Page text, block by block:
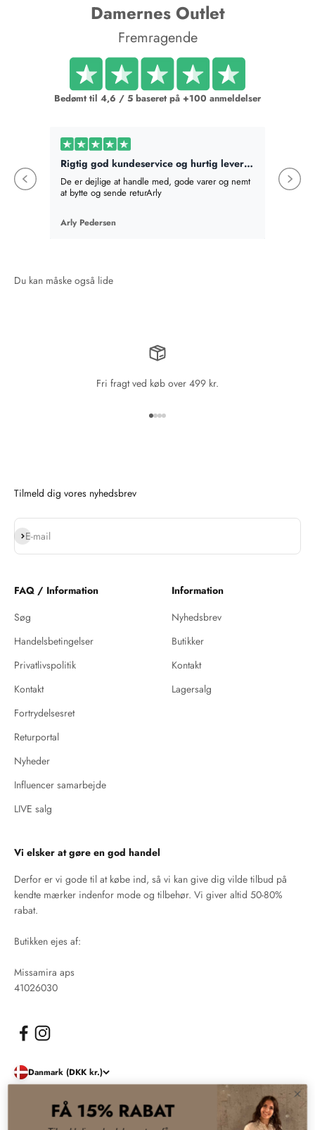
Damernes Outlet
Fremragende
Bedømt til 4,6 / 5 baseret på +100 anmeldelser
Rigtig god kundeservice og hurtig levering
De er dejlige at handle med, gode varer og nemt
at bytte og sende returArly
Arly Pedersen
det
Fri fragt ved køb over 499 kr.
Tilmeld dig vores nyhedsbrev
E-mail
Abonnér
FAQ / Information
Søg
Handelsbetingelser
Privatlivspolitik
Kontakt
Fortrydelsesret
Returportal
Nyheder
Influencer samarbejde
LIVE salg
Information
Nyhedsbrev
Butikker
Kontakt
Lagersalg
Vi elsker at gøre en god handel
Derfor er vi gode til at købe ind, så vi kan give dig vilde tilbud på
kendte mærker indenfor mode og tilbehør. Vi giver altid 50-80%
rabat.
Butikken ejes af:
Missamira aps
41026030
Danmark (DKK kr.)
© 2026, Damernes Outlet. Drevet af Shopify
FÅ 15% RABAT